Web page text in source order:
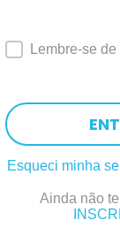
Lembre-se de
Esqueci minha
Ainda não